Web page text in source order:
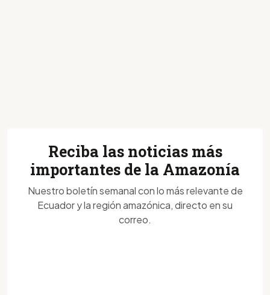
Reciba las noticias más
importantes de la Amazonía
Nuestro boletín semanal con lo más relevante de
Ecuador y la región amazónica, directo en su
correo.